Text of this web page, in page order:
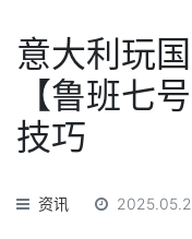
意大利玩
【鲁班七
技巧
资讯